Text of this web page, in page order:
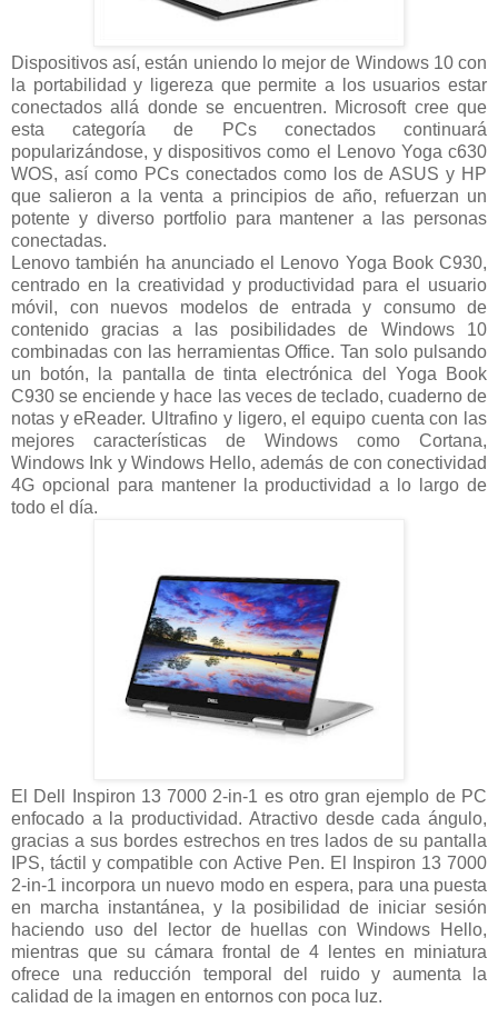
Dispositivos así, están uniendo lo mejor de Windows 10 con
la portabilidad y ligereza que permite a los usuarios estar
conectados allá donde se encuentren. Microsoft cree que
esta categoría de PCs conectados continuará
popularizándose, y dispositivos como el Lenovo Yoga c630
WOS, así como PCs conectados como los de ASUS y HP
que salieron a la venta a principios de año, refuerzan un
potente y diverso portfolio para mantener a las personas
conectadas.
Lenovo también ha anunciado el Lenovo Yoga Book C930,
centrado en la creatividad y productividad para el usuario
móvil, con nuevos modelos de entrada y consumo de
contenido gracias a las posibilidades de Windows 10
combinadas con las herramientas Office. Tan solo pulsando
un botón, la pantalla de tinta electrónica del Yoga Book
C930 se enciende y hace las veces de teclado, cuaderno de
notas y eReader. Ultrafino y ligero, el equipo cuenta con las
mejores características de Windows como Cortana,
Windows Ink y Windows Hello, además de con conectividad
4G opcional para mantener la productividad a lo largo de
todo el día.
El Dell Inspiron 13 7000 2-in-1 es otro gran ejemplo de PC
enfocado a la productividad. Atractivo desde cada ángulo,
gracias a sus bordes estrechos en tres lados de su pantalla
IPS, táctil y compatible con Active Pen. El Inspiron 13 7000
2-in-1 incorpora un nuevo modo en espera, para una puesta
en marcha instantánea, y la posibilidad de iniciar sesión
haciendo uso del lector de huellas con Windows Hello,
mientras que su cámara frontal de 4 lentes en miniatura
ofrece una reducción temporal del ruido y aumenta la
calidad de la imagen en entornos con poca luz.